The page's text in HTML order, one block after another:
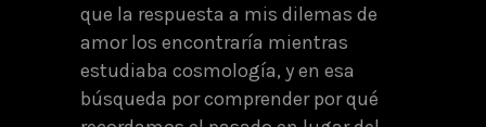
que la respuesta a mis dilemas de
amor los encontraría mientras
estudiaba cosmología, y en esa
búsqueda por comprender por qué